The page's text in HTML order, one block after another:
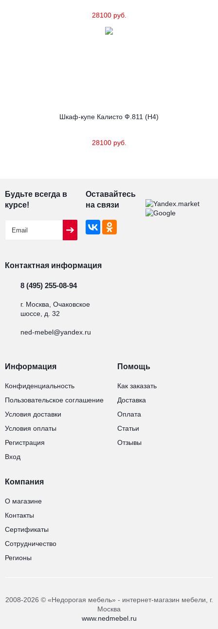
28100 руб.
Шкаф-купе Калисто Ф.811 (Н4)
28100 руб.
Компания
О магазине
Контакты
Сертификаты
Сотрудничество
Регионы
Информация
Конфиденциальность
Пользовательское соглашение
Условия доставки
Условия оплаты
Регистрация
Вход
Помощь
Как заказать
Доставка
Оплата
Статьи
Отзывы
Будьте всегда в
курсе!
Оставайтесь
на связи
Контактная информация
8 (495) 255-08-94
г. Москва, Очаковское
шоссе, д. 32
ned-mebel@yandex.ru
2008-2026 © «Недорогая мебель» - интернет-магазин мебели, г.
Москва
www.nedmebel.ru